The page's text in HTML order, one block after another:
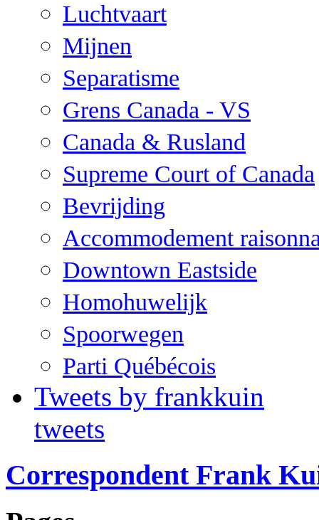
Luchtvaart
Mijnen
Separatisme
Grens Canada - VS
Canada & Rusland
Supreme Court of Canada
Bevrijding
Accommodement
Downtown Eastside
Homohuwelijk
Spoorwegen
Parti Québécois
Tweets by frankkuin
tweets
Correspondent Frank